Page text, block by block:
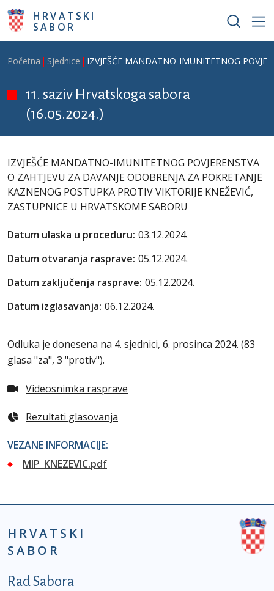
Skoči na glavni sadržaj
HRVATSKI
SABOR
Breadcrumb
Početna Sjednice IZVJEŠĆE MANDATNO-IMUNITETNOG
11. saziv Hrvatskoga sabora
(16.05.2024.)
IZVJEŠĆE MANDATNO-IMUNITETNOG POVJERENSTVA
O ZAHTJEVU ZA DAVANJE ODOBRENJA ZA POKRETANJE
KAZNENOG POSTUPKA PROTIV VIKTORIJE KNEŽEVIĆ,
ZASTUPNICE U HRVATSKOME SABORU
Datum ulaska u proceduru: 03.12.2024.
Datum otvaranja rasprave: 05.12.2024.
Datum zaključenja rasprave: 05.12.2024.
Datum izglasavanja: 06.12.2024.
Odluka je donesena na 4. sjednici, 6. prosinca 2024. (83
glasa "za", 3 "protiv").
Videosnimka rasprave
Rezultati glasovanja
VEZANE INFORMACIJE:
MIP_KNEZEVIC.pdf
HRVATSKI
SABOR
Podnožje prvi izbornik
Rad Sabora